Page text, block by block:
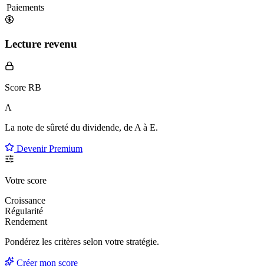
Paiements
Lecture revenu
Score RB
A
La note de sûreté du dividende, de A à E.
Devenir Premium
Votre score
Croissance
Régularité
Rendement
Pondérez les critères selon votre stratégie.
Créer mon score